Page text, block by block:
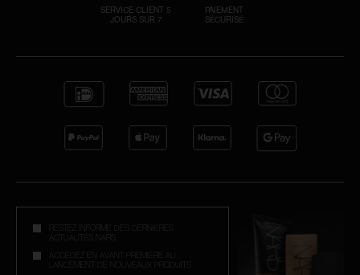
SERVICE CLIENT 5
JOURS SUR 7
PAIEMENT
SÉCURISÉ
RESTEZ INFORMÉ DES DERNIÈRES
ACTUALITÉS NARS
ACCÉDEZ EN AVANT-PREMIÈRE AU
LANCEMENT DE NOUVEAUX PRODUITS